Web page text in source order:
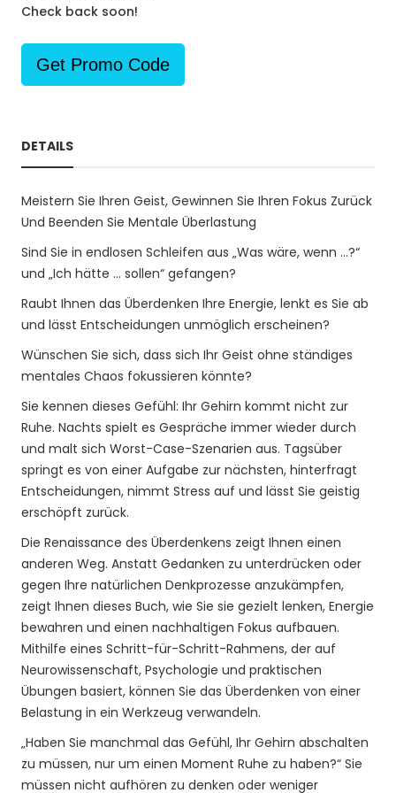
Check back soon!
Get Promo Code
DETAILS
Meistern Sie Ihren Geist, Gewinnen Sie Ihren Fokus Zurück
Und Beenden Sie Mentale Überlastung
Sind Sie in endlosen Schleifen aus „Was wäre, wenn …?“
und „Ich hätte … sollen“ gefangen?
Raubt Ihnen das Überdenken Ihre Energie, lenkt es Sie ab
und lässt Entscheidungen unmöglich erscheinen?
Wünschen Sie sich, dass sich Ihr Geist ohne ständiges
mentales Chaos fokussieren könnte?
Sie kennen dieses Gefühl: Ihr Gehirn kommt nicht zur
Ruhe. Nachts spielt es Gespräche immer wieder durch
und malt sich Worst-Case-Szenarien aus. Tagsüber
springt es von einer Aufgabe zur nächsten, hinterfragt
Entscheidungen, nimmt Stress auf und lässt Sie geistig
erschöpft zurück.
Die Renaissance des Überdenkens zeigt Ihnen einen
anderen Weg. Anstatt Gedanken zu unterdrücken oder
gegen Ihre natürlichen Denkprozesse anzukämpfen,
zeigt Ihnen dieses Buch, wie Sie sie gezielt lenken, Energie
bewahren und einen nachhaltigen Fokus aufbauen.
Mithilfe eines Schritt-für-Schritt-Rahmens, der auf
Neurowissenschaft, Psychologie und praktischen
Übungen basiert, können Sie das Überdenken von einer
Belastung in ein Werkzeug verwandeln.
„Haben Sie manchmal das Gefühl, Ihr Gehirn abschalten
zu müssen, nur um einen Moment Ruhe zu haben?“ Sie
müssen nicht aufhören zu denken oder weniger